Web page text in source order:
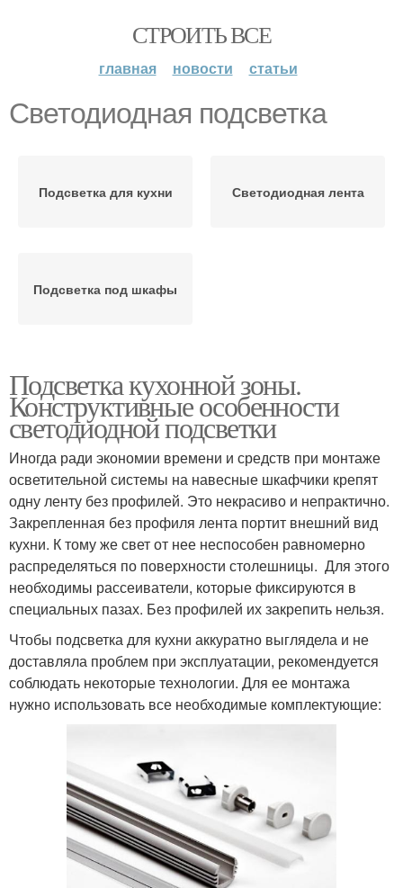
СТРОИТЬ ВСЕ
главная новости статьи
Светодиодная подсветка
Подсветка для кухни Светодиодная лента
Подсветка под шкафы
Подсветка кухонной зоны.
Конструктивные особенности
светодиодной подсветки
Иногда ради экономии времени и средств при монтаже
осветительной системы на навесные шкафчики крепят
одну ленту без профилей. Это некрасиво и непрактично.
Закрепленная без профиля лента портит внешний вид
кухни. К тому же свет от нее неспособен равномерно
распределяться по поверхности столешницы. Для этого
необходимы рассеиватели, которые фиксируются в
специальных пазах. Без профилей их закрепить нельзя.
Чтобы подсветка для кухни аккуратно выглядела и не
доставляла проблем при эксплуатации, рекомендуется
соблюдать некоторые технологии. Для ее монтажа
нужно использовать все необходимые комплектующие: